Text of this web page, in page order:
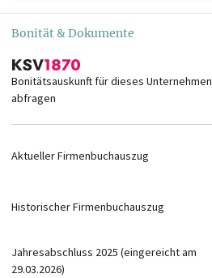
Bonität & Dokumente
Bonitätsauskunft für dieses Unternehmen
abfragen
Aktueller Firmenbuchauszug
Historischer Firmenbuchauszug
Jahresabschluss 2025 (eingereicht am
29.03.2026)